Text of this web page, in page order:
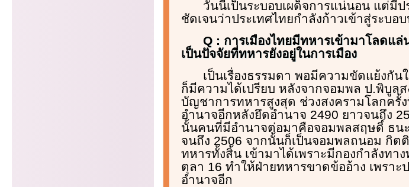
วันนี้เป็นระบอบเผด็จการแน่นอน แต่มี
ชัดเจนว่าประเทศไทยกำลังก้าวเข้าสู่ระบ
Q : การเมืองไทยมีทหารเข้ามาโลดแ
เป็นปัจจัยที่ทหารยังอยู่ในการเมือง
เป็นเรื่องธรรมดา พอมีความขัดแย้งกั
ก็มีความได้เปรียบ หลังจากจอมพล ป.พิบูล
บัญชาการทหารสูงสุด ช่วงสงครามโลกครั้
อำนาจอีกหลังยึดอำนาจ 2490 ยาวจนถึง
นั้นคนที่มีอำนาจต่อมาคือจอมพลสฤษดิ์ ธน
จนถึง 2506 จากนั้นก็เป็นจอมพลถนอม กิตติ
ทหารทั้งสิ้น เข้ามาได้เพราะมีกองกำลังท
ตุลา 16 ทำให้ฝ่ายทหารขาดข้ออ้าง เพรา
อำนาจอีก